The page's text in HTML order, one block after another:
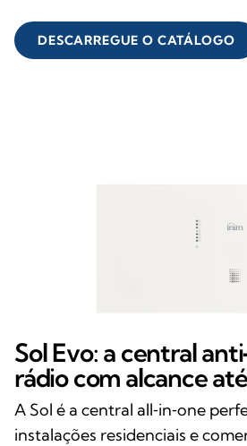
DESCARREGUE O CATÁLOGO
Sol Evo: a central
rádio com alcance
A Sol é a central all‑in‑one
instalações residenciais e